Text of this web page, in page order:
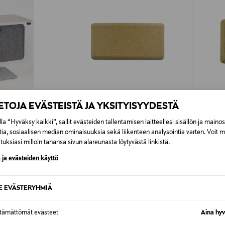
EVÄSTEISTÄ JA YKSITYISYYDESTÄ
“Hyväksy kaikki”, sallit evästeiden tallentamisen laitteellesi sisällön ja
sosiaalisen median ominaisuuksia sekä liikenteen analysointia varten. Voit
milloin tahansa sivun alareunasta löytyvästä linkistä.
ja evästeiden käyttö
EVÄSTERYHMIÄ
evästeet Aina
-
STOO® ACTIVE ERGONOMICS
Stoo® Super Soft Cork seisontamatto
Stoo